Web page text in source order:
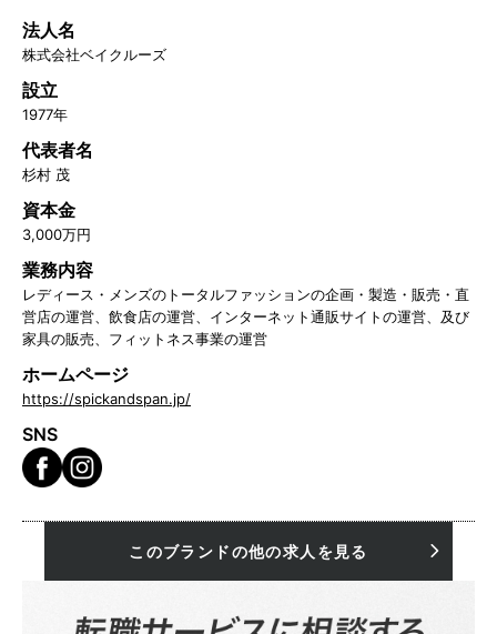
法人名
株式会社ベイクルーズ
設立
1977年
代表者名
杉村 茂
資本金
3,000万円
業務内容
レディース・メンズのトータルファッションの企画・製造・販売・直
営店の運営、飲食店の運営、インターネット通販サイトの運営、及び
家具の販売、フィットネス事業の運営
ホームページ
https://spickandspan.jp/
SNS
このブランドの他の求人を見る